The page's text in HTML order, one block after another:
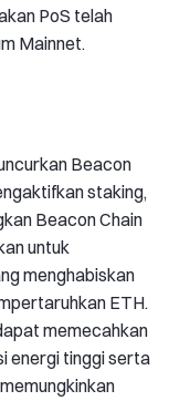
PoS telah
Mainnet.
Beacon
staking,
Beacon Chain
untuk
menghabiskan
ETH.
memecahkan
energi tinggi serta